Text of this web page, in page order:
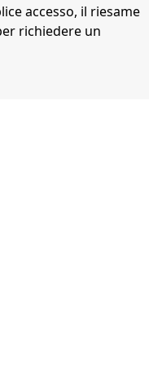
accesso, il riesame
richiedere un